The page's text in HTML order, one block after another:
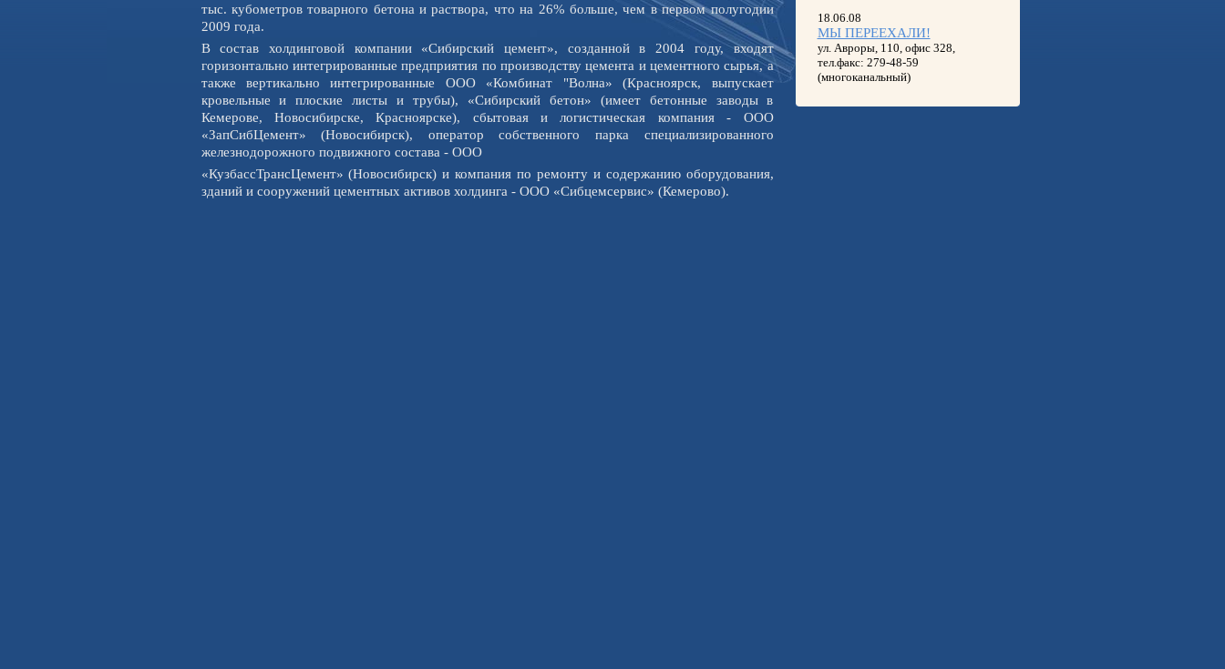
тыс. кубометров товарного бетона и раствора, что на 26% больше, чем в первом полугодии
2009 года.
В состав холдинговой компании «Сибирский цемент», созданной в 2004 году, входят
горизонтально интегрированные предприятия по производству цемента и цементного сырья, а
также вертикально интегрированные ООО «Комбинат "Волна» (Красноярск, выпускает
кровельные и плоские листы и трубы), «Сибирский бетон» (имеет бетонные заводы в
Кемерове, Новосибирске, Красноярске), сбытовая и логистическая компания - ООО
«ЗапСибЦемент» (Новосибирск), оператор собственного парка специализированного
железнодорожного подвижного состава - ООО
«КузбассТрансЦемент» (Новосибирск) и компания по ремонту и содержанию оборудования,
зданий и сооружений цементных активов холдинга - ООО «Сибцемсервис» (Кемерово).
18.06.08
МЫ ПЕРЕЕХАЛИ!
ул. Авроры, 110, офис 328,
тел.факс: 279-48-59
(многоканальный)